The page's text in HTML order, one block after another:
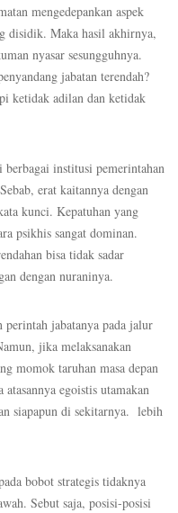
mengedepankan aspek
disidik. Maka hasil akhirnya,
nyasar sesungguhnya.
jabatan terendah?
ketidak adilan dan ketidak
institusi pemerintahan
erat kaitannya dengan
kunci. Kepatuhan yang
psikhis sangat dominan.
bisa tidak sadar
dengan nuraninya.
perintah jabatanya pada jalur
jika melaksanakan
momok taruhan masa depan
egoistis utamakan
siapapun di sekitarnya. lebih
bobot strategis tidaknya
Sebut saja, posisi-posisi